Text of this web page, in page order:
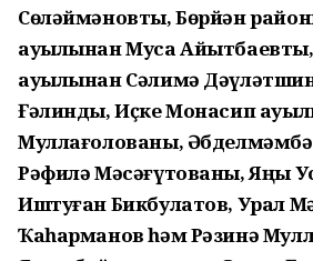
Сөләймәновты, Бөрйән
ауылынан Муса
ауылынан Сәлимә
Ғәлинды, Иҫке Монасип
Муллағолованы,
Рәфилә Мәсәғүтованы, Яңы
Иштуған Бикбулатов, Урал
Ҡаһарманов һәм Рәзинә